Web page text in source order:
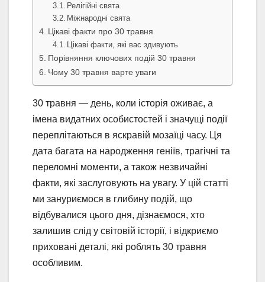
Релігійні свята
Міжнародні свята
Цікаві факти про 30 травня
Цікаві факти, які вас здивують
Порівняння ключових подій 30 травня
Чому 30 травня варте уваги
30 травня — день, коли історія оживає, а
імена видатних особистостей і значущі події
переплітаються в яскравій мозаїці часу. Ця
дата багата на народження геніїв, трагічні та
переломні моменти, а також незвичайні
факти, які заслуговують на увагу. У цій статті
ми зануриємося в глибину подій, що
відбувалися цього дня, дізнаємося, хто
залишив слід у світовій історії, і відкриємо
приховані деталі, які роблять 30 травня
особливим.